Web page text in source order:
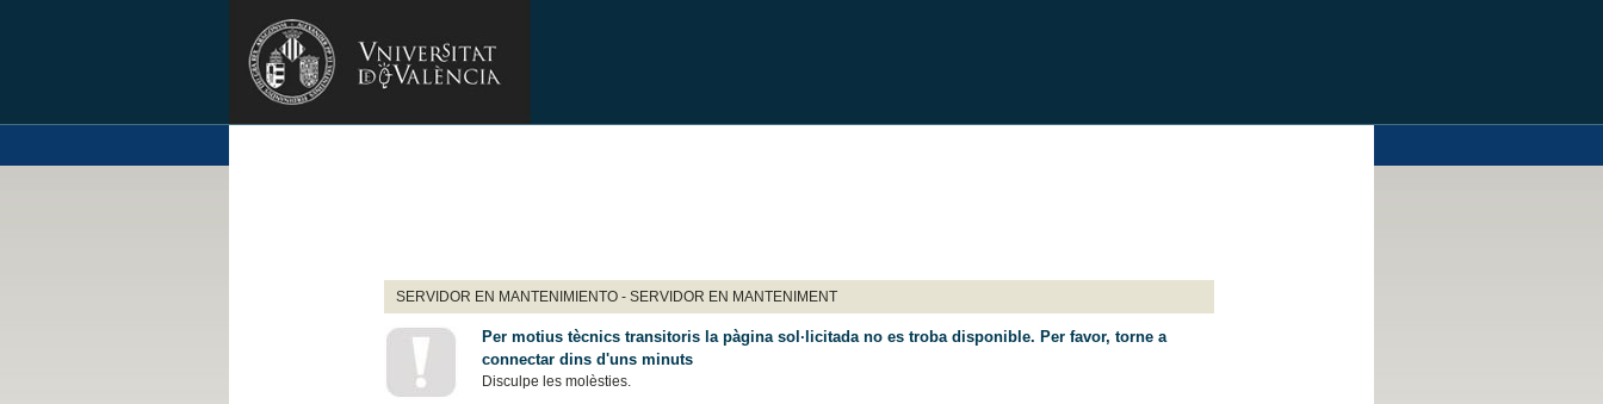
SERVIDOR EN MANTENIMIENTO - SERVIDOR EN MANTENIMENT
Per motius tècnics transitoris la pàgina sol·licitada no es troba disponible. Per favor, torne a
connectar dins d'uns minuts
Disculpe les molèsties.